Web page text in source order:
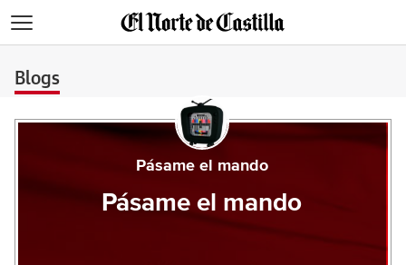
Blogs
Pásame el mando
Pásame el mando